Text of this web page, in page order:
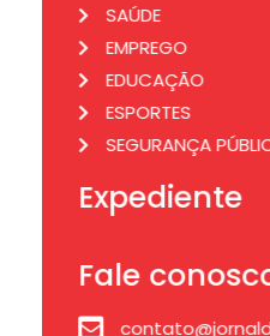
SAÚDE
EMPREGO
EDUCAÇÃO
ESPORTES
SEGURANÇA
Expediente
Fale